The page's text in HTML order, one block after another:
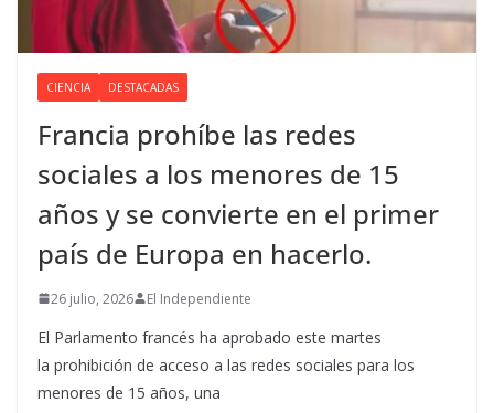
CIENCIA DESTACADAS
Francia prohíbe las redes
sociales a los menores de 15
años y se convierte en el primer
país de Europa en hacerlo.
26 julio, 2026 El Independiente
El Parlamento francés ha aprobado este martes
la prohibición de acceso a las redes sociales para los
menores de 15 años, una